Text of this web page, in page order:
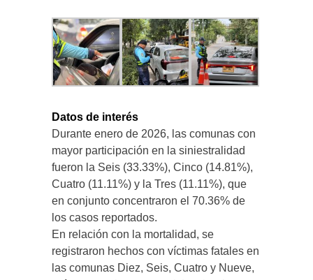
Datos de interés
Durante enero de 2026, las comunas con
mayor participación en la siniestralidad
fueron la Seis (33.33%), Cinco (14.81%),
Cuatro (11.11%) y la Tres (11.11%), que
en conjunto concentraron el 70.36% de
los casos reportados.
En relación con la mortalidad, se
registraron hechos con víctimas fatales en
las comunas Diez, Seis, Cuatro y Nueve,